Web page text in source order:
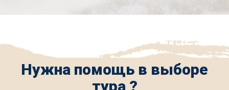
Нужна помощь в выборе
тура ?